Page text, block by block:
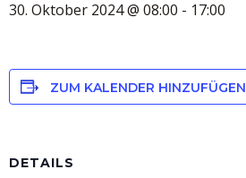
30. Oktober 2024 @ 08:00 - 17:00
ZUM KALENDER HINZUFÜGEN
DETAILS